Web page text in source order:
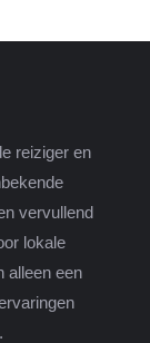
reiziger en
vervullend
lokale
alleen een